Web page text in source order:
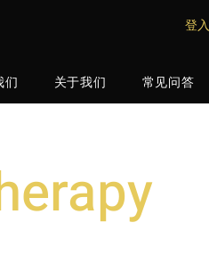
登入
们 关于我们 常见问答